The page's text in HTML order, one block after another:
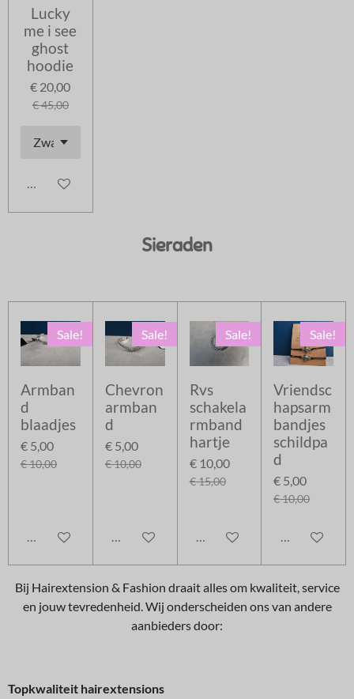
Lucky
me i see
ghost
hoodie
€ 20,00
€ 45,00
In winkelwagen
Sieraden
Sale!
Armban
d
blaadjes
€ 5,00
€ 10,00
In winkelwagen
Sale!
Chevron
armban
d
€ 5,00
€ 10,00
In winkelwagen
Sale!
Rvs
schakela
rmband
hartje
€ 10,00
€ 15,00
In winkelwagen
Sale!
Vriendsc
hapsarm
bandjes
schildpa
d
€ 5,00
€ 10,00
In
Bij Hairextension & Fashion draait alles om kwaliteit, service
en jouw tevredenheid. Wij onderscheiden ons van andere
aanbieders door:
Topkwaliteit hairextensions